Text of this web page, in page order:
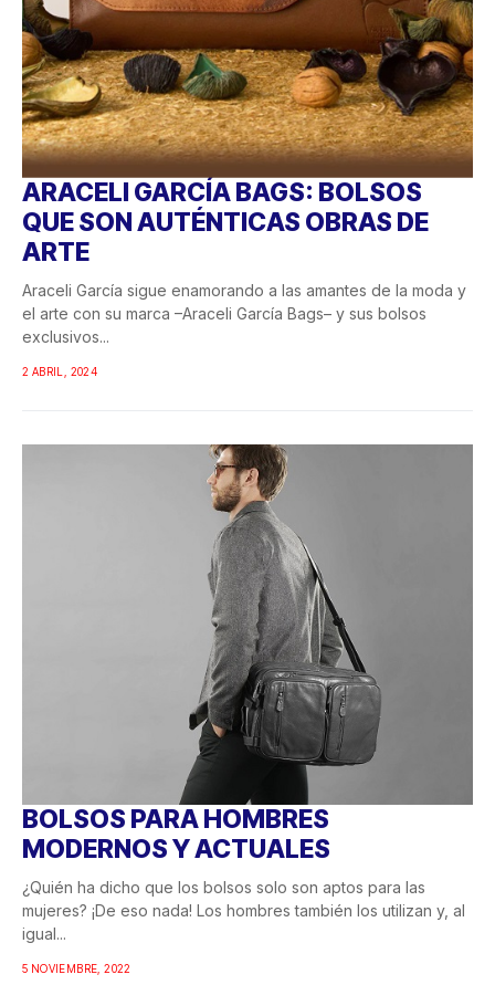
ARACELI GARCÍA BAGS: BOLSOS
QUE SON AUTÉNTICAS OBRAS DE
ARTE
Araceli García sigue enamorando a las amantes de la moda y
el arte con su marca –Araceli García Bags– y sus bolsos
exclusivos...
2 ABRIL, 2024
BOLSOS PARA HOMBRES
MODERNOS Y ACTUALES
¿Quién ha dicho que los bolsos solo son aptos para las
mujeres? ¡De eso nada! Los hombres también los utilizan y, al
igual...
5 NOVIEMBRE, 2022